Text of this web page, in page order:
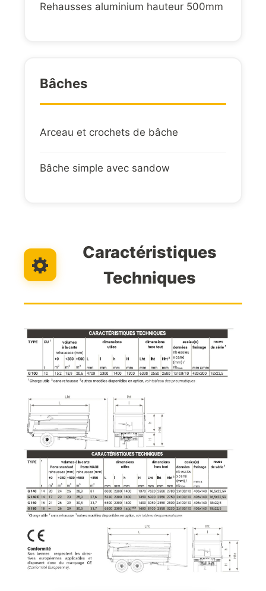
Rehausses aluminium hauteur 500mm
Bâches
Arceau et crochets de bâche
Bâche simple avec sandow
Caractéristiques
Techniques